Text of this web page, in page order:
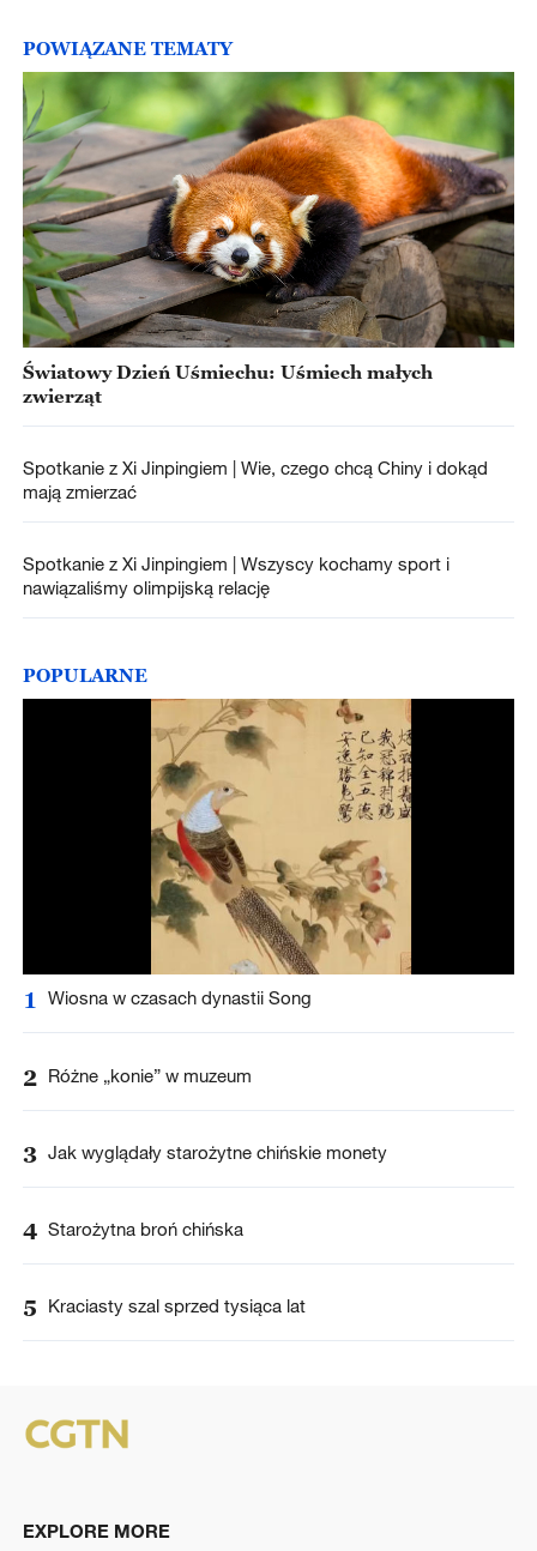
POWIĄZANE TEMATY
Światowy Dzień Uśmiechu: Uśmiech małych
zwierząt
Spotkanie z Xi Jinpingiem | Wie, czego chcą Chiny i dokąd
mają zmierzać
Spotkanie z Xi Jinpingiem | Wszyscy kochamy sport i
nawiązaliśmy olimpijską relację
POPULARNE
1 Wiosna w czasach dynastii Song
2 Różne „konie” w muzeum
3 Jak wyglądały starożytne chińskie monety
4 Starożytna broń chińska
5 Kraciasty szal sprzed tysiąca lat
EXPLORE MORE